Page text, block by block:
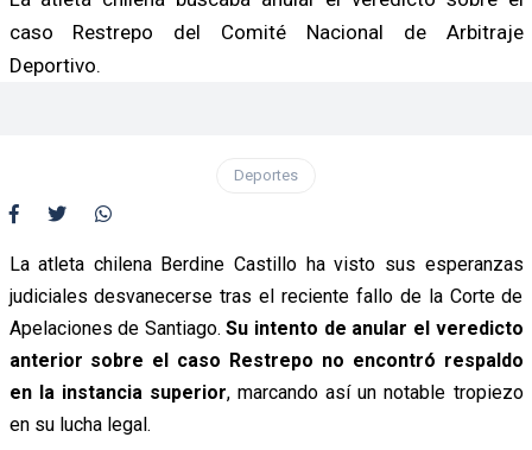
caso Restrepo del Comité Nacional de Arbitraje
Deportivo.
Deportes
La atleta chilena Berdine Castillo ha visto sus esperanzas
judiciales desvanecerse tras el reciente fallo de la Corte de
Apelaciones de Santiago.Su intento de anular el veredicto
anterior sobre el caso Restrepo no encontró respaldo
en la instancia superior, marcando así un notable tropiezo
en su lucha legal.